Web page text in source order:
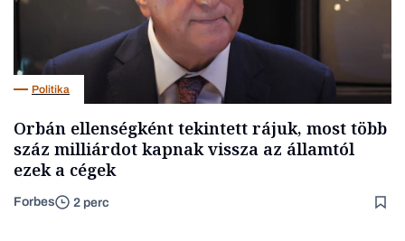
Politika
Orbán ellenségként tekintett rájuk, most több
száz milliárdot kapnak vissza az államtól
ezek a cégek
Forbes 2 perc